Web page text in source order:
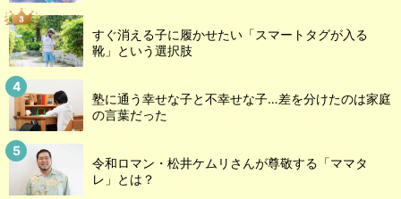
すぐ消える子に履かせたい「スマートタグが入る
靴」という選択肢
塾に通う幸せな子と不幸せな子…差を分けたのは家庭
の言葉だった
令和ロマン・松井ケムリさんが尊敬する「ママタ
レ」とは？